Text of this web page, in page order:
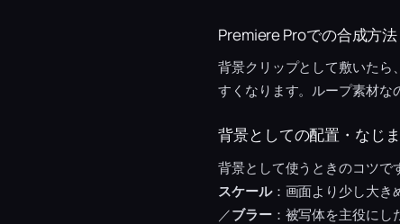
Premiere Proでの合成方法
背景クリップとして敷いたら
すくなります。ループ素材な
背景としての配置・なじ
背景として使うときのコツで
スケール：画面より少し大き
／ブラー：被写体を主役にし